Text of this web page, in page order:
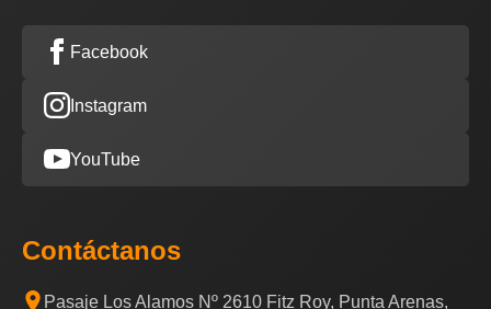
Facebook
Instagram
YouTube
Contáctanos
Pasaje Los Alamos Nº 2610 Fitz Roy, Punta Arenas,